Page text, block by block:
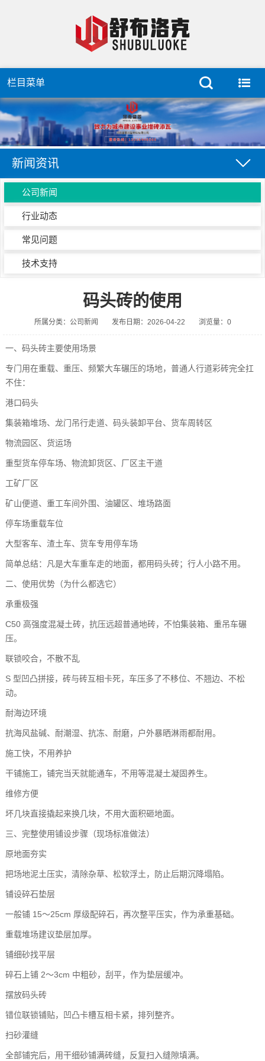
栏目菜单
新闻资讯
公司新闻
行业动态
常见问题
技术支持
码头砖的使用
所属分类：公司新闻 发布日期：2026-04-22 浏览量：0
一、码头砖主要使用场景
专门用在重载、重压、频繁大车碾压的场地，普通人行道彩砖完全扛
不住：
港口码头
集装箱堆场、龙门吊行走道、码头装卸平台、货车周转区
物流园区、货运场
重型货车停车场、物流卸货区、厂区主干道
工矿厂区
矿山便道、重工车间外围、油罐区、堆场路面
停车场重载车位
大型客车、渣土车、货车专用停车场
简单总结：凡是大车重车走的地面，都用码头砖；行人小路不用。
二、使用优势（为什么都选它）
承重极强
C50 高强度混凝土砖，抗压远超普通地砖，不怕集装箱、重吊车碾
压。
联锁咬合，不散不乱
S 型凹凸拼接，砖与砖互相卡死，车压多了不移位、不翘边、不松
动。
耐海边环境
抗海风盐碱、耐潮湿、抗冻、耐磨，户外暴晒淋雨都耐用。
施工快，不用养护
干铺施工，铺完当天就能通车，不用等混凝土凝固养生。
维修方便
坏几块直接撬起来换几块，不用大面积砸地面。
三、完整使用铺设步骤（现场标准做法）
原地面夯实
把场地泥土压实，清除杂草、松软浮土，防止后期沉降塌陷。
铺设碎石垫层
一般铺 15～25cm 厚级配碎石，再次整平压实，作为承重基础。
重载堆场建议垫层加厚。
铺细砂找平层
碎石上铺 2～3cm 中粗砂，刮平，作为垫层缓冲。
摆放码头砖
错位联锁铺贴，凹凸卡槽互相卡紧，排列整齐。
扫砂灌缝
全部铺完后，用干细砂铺满砖缝，反复扫入缝隙填满。